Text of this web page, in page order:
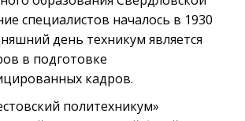
специалистов началось в 1930
день техникум является
в подготовке
кадров.
политехникум»